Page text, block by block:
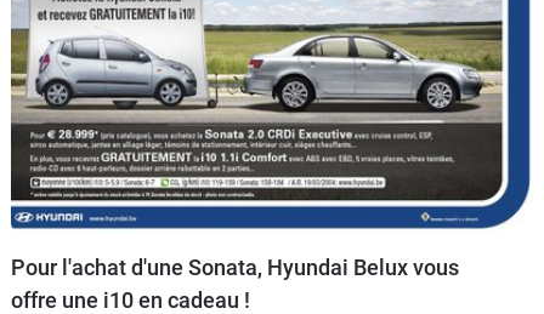
Pour l'achat d'une Sonata, Hyundai Belux vous
offre une i10 en cadeau !